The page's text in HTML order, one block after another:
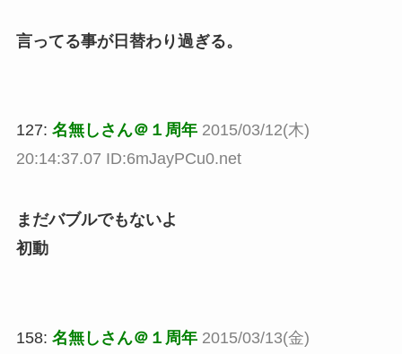
言ってる事が日替わり過ぎる。
127: 名無しさん＠１周年 2015/03/12(木)
20:14:37.07 ID:6mJayPCu0.net
まだバブルでもないよ
初動
158: 名無しさん＠１周年 2015/03/13(金)